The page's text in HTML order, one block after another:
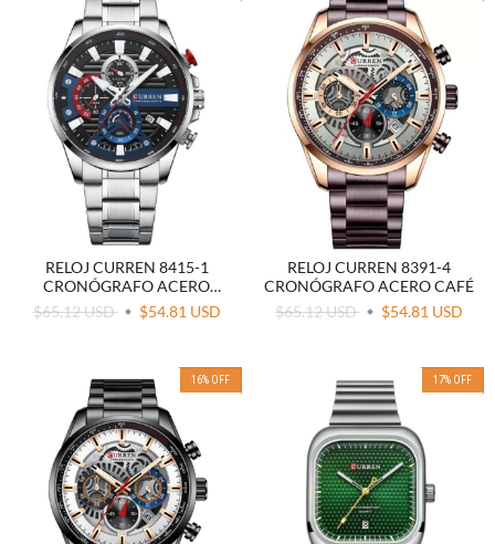
RELOJ CURREN 8415-1
CRONÓGRAFO ACERO
NEGRO
$65.12 USD $54.81 USD
RELOJ CURREN 8391-4
CRONÓGRAFO ACERO CAFÉ
$65.12 USD
$54.81 USD
16% OFF 17% OFF